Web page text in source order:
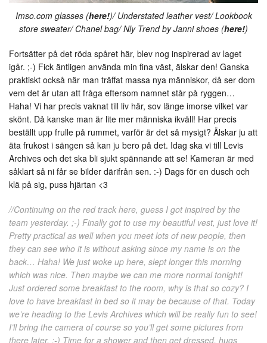
Imso.com glasses (here!)/ Understated leather vest/ Lookbook
store sweater/ Chanel bag/ Nly Trend by Janni shoes (here!)
Fortsätter på det röda spåret här, blev nog inspirerad av laget
igår. ;-) Fick äntligen använda min fina väst, älskar den! Ganska
praktiskt också när man träffat massa nya människor, då ser dom
vem det är utan att fråga eftersom namnet står på ryggen…
Haha! Vi har precis vaknat till liv här, sov länge imorse vilket var
skönt. Då kanske man är lite mer människa ikväll! Har precis
beställt upp frulle på rummet, varför är det så mysigt? Älskar ju att
äta frukost i sängen så kan ju bero på det. Idag ska vi till Levis
Archives och det ska bli sjukt spännande att se! Kameran är med
såklart så ni får se bilder därifrån sen. :-) Dags för en dusch och
klä på sig, puss hjärtan <3
//Continuing on the red track here, guess I got inspired by the
team yesterday. ;-) Finally got to use my beautiful vest, just love it!
Pretty practical as well when you meet lots of new people, then
they can see who it is without asking since my name is on the
back… Haha! We just woke up here, slept longer this morning
which was nice. Then maybe we can me more normal tonight!
Just ordered some breakfast to the room, why is that so cozy? I
love to have breakfast in bed so it may be because of that. Today
we’re heading to the Levis Archives which will be really fun to see!
I’ll bring the camera of course so you’ll get some pictures from
there later. :-) Time for a shower and then get dressed, hugs